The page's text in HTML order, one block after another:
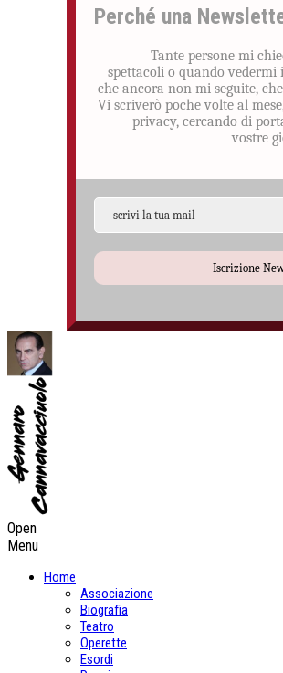
Perché una
Tante persone mi
spettacoli o quando vedermi
che ancora non mi seguite,
Vi scriverò poche volte al
privacy, cercando di
vostre
Iscrizione
Open
Menu
Home
Associazione
Biografia
Teatro
Operette
Esordi